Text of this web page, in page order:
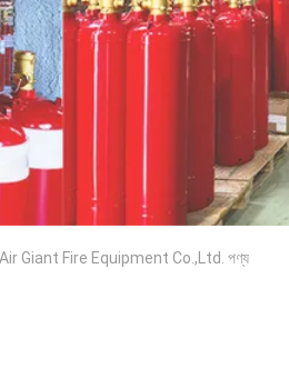
Giant Fire Equipment Co.,Ltd. পণ্য